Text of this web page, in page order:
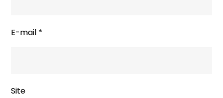
E-mail *
Site